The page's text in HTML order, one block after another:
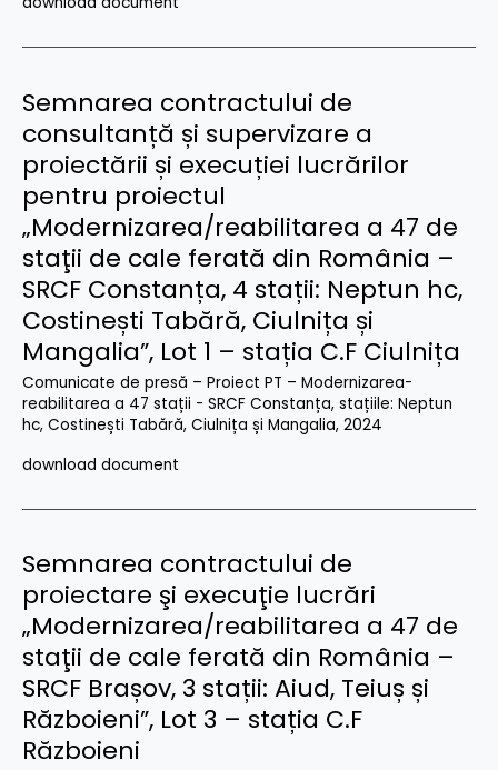
Semnarea contractului de
consultanță și supervizare a
proiectării și execuției lucrărilor
pentru proiectul
„Modernizarea/reabilitarea a 47 de
staţii de cale ferată din România –
SRCF Constanța, 4 stații: Neptun hc,
Costinești Tabără, Ciulnița și
Mangalia”, Lot 1 – stația C.F Ciulnița
Comunicate de presă – Proiect PT – Modernizarea-
reabilitarea a 47 stații - SRCF Constanța, stațiile: Neptun
hc, Costinești Tabără, Ciulnița și Mangalia, 2024
download document
Semnarea contractului de
proiectare şi execuţie lucrări
„Modernizarea/reabilitarea a 47 de
staţii de cale ferată din România –
SRCF Brașov, 3 stații: Aiud, Teiuș și
Războieni”, Lot 3 – stația C.F
Războieni